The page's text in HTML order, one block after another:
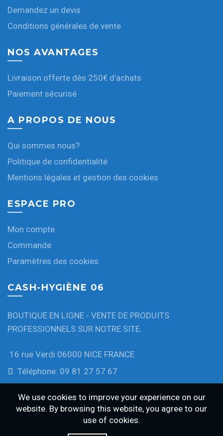
Demandez un devis
Conditions générales de vente
NOS AVANTAGES
Livraison offerte dès 250€ d’achats
Paiement sécurisé
A PROPOS DE NOUS
Qui sommes nous?
Politique de confidentialité
Mentions légales et gestion des cookies
ESPACE PRO
Mon compte
Commande
Paramètres des cookies
CASH-HYGIÈNE 06
BOUTIQUE EN LIGNE - VENTE DE PRODUITS
PROFESSIONNELS SUR NOTRE SITE.
16 rue Verdi 06000 NICE FRANCE
Téléphone: 09 81 27 57 67
We use cookies to improve your experience on our
website. By browsing this website, you agree to our
use of cookies.